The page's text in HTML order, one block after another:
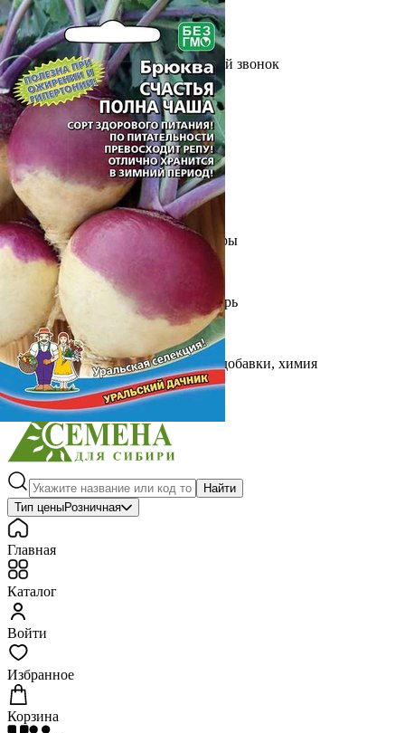
Выберите город
Обратный звонокЗаказать обратный звонок
Каталог
Грунты
Газонные травы, сидераты
Горшки, рассадники, аксессуары
Посадочный материал
Садовый инструмент, инвентарь
Консервирование
Средства защиты, удобрения, добавки, химия
Обустройство сада, декор
Найти
Тип ценыРозничная
Главная
Каталог
Войти
Избранное
Корзина